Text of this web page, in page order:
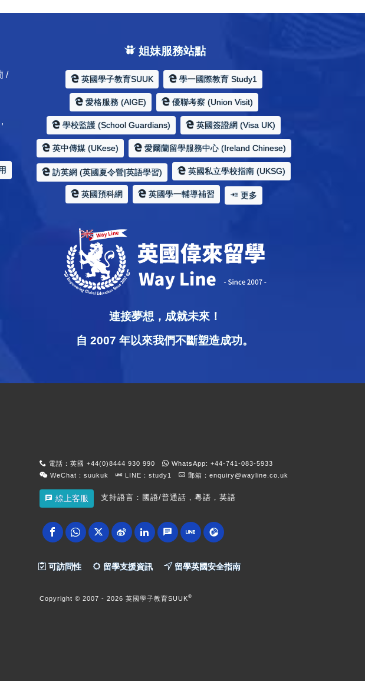
/
姐妹服務站點
英國學子教育SUUK 學一國際教育 Study1
愛格服務 (AIGE) 優聯考察 (Union Visit)
學校監護 (School Guardians) 英國簽證網 (Visa UK)
英中傳媒 (UKese) 愛爾蘭留學服務中心 (Ireland Chinese)
訪英網 (英國夏令營|英語學習) 英國私立學校指南 (UKSG)
英國預科網 英國學一輔導補習 更多
連接夢想，成就未來！
自 2007 年以來我們不斷塑造成功。
電話：英國 +44(0)8444 930 990
WhatsApp: +44-741-083-5933
WeChat：suukuk
LINE：study1 郵箱： enquiry@wayline.co.uk
線上客服 支持語言：國語/普通話，粵語，英語
可訪問性 留學支援資訊 留學英國安全指南
Copyright © 2007 - 2026 英國學子教育SUUK®